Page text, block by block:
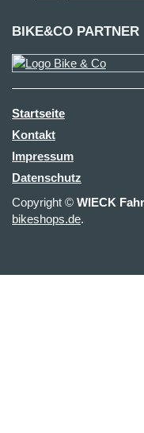
BIKE&CO PARTNER
Startseite
Kontakt
Impressum
Datenschutz
Copyright © WIECK
bikeshops.de.